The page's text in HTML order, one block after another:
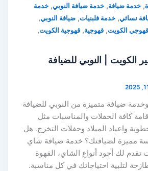
, خدمة ضيافة, خدمة ضيافة النوبي, خدمة
نسائي, خدمة فلبنيات, ضيافة النوبي,
قهوجي الكويت, قهوجية, قهوجية الكويت,
| النوبي للضيافة
ضيافة متميزة من النوبي للضيافة
كافة الحفلات والمناسبات مثل
واعياد الميلاد وحفلات التخرج. هل
مميزة لضيافتك؟ خدمة ضيافة شاي
لك أجود أنواع الشاي، القهوة
لتلبية احتياجاتك في كل مناسبة.